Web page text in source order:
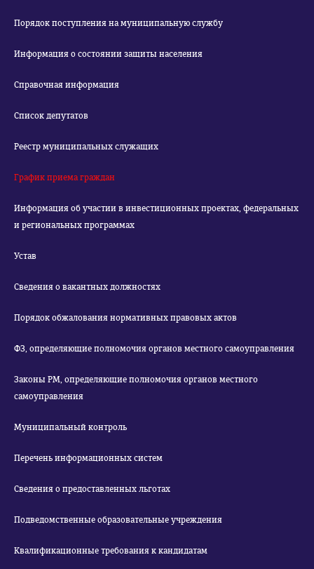
Порядок поступления на муниципальную службу
Информация о состоянии защиты населения
Справочная информация
Список депутатов
Реестр муниципальных служащих
График приема граждан
Информация об участии в инвестиционных проектах, федеральных
и региональных программах
Устав
Сведения о вакантных должностях
Порядок обжалования нормативных правовых актов
ФЗ, определяющие полномочия органов местного самоуправления
Законы РМ, определяющие полномочия органов местного
самоуправления
Муниципальный контроль
Перечень информационных систем
Сведения о предоставленных льготах
Подведомственные образовательные учреждения
Квалификационные требования к кандидатам